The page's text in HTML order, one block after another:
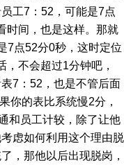
工7：52，可能是7点
时间，也是这样。那就
7点52分0秒，这时定位
，不会超过1分钟吧，
7：52，也是不管后面
你的表比系统慢2分，
和员工计较，除了让他
虑如何利用这个理由脱
，那他以后出现脱岗，